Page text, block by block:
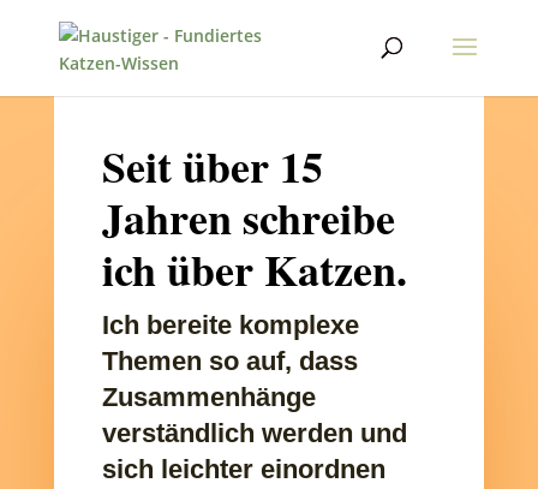
Seit über 15
Jahren schreibe
ich über Katzen.
Ich bereite komplexe
Themen so auf, dass
Zusammenhänge
verständlich werden und
sich leichter einordnen